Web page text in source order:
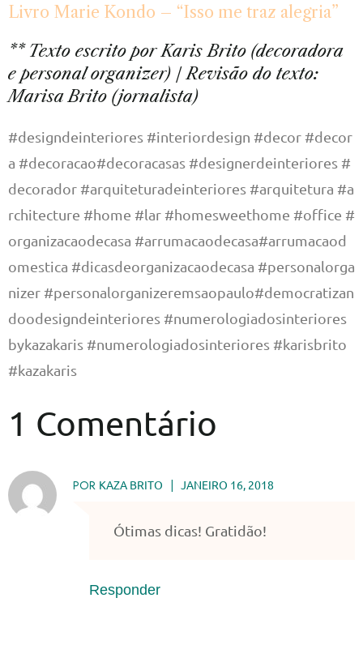
Livro Marie Kondo – “Isso me traz alegria”
** Texto escrito por Karis Brito (decoradora
e personal organizer) / Revisão do texto:
Marisa Brito (jornalista)
#designdeinteriores #interiordesign #decor #decor
a #decoracao#decoracasas #designerdeinteriores #
decorador #arquiteturadeinteriores #arquitetura #a
rchitecture #home #lar #homesweethome #office #
organizacaodecasa #arrumacaodecasa#arrumacaod
omestica #dicasdeorganizacaodecasa #personalorga
nizer #personalorganizeremsaopaulo#democratizan
doodesigndeinteriores #numerologiadosinteriores
bykazakaris #numerologiadosinteriores #karisbrito
#kazakaris
1 Comentário
POR KAZA BRITO JANEIRO 16, 2018
Ótimas dicas! Gratidão!
Responder